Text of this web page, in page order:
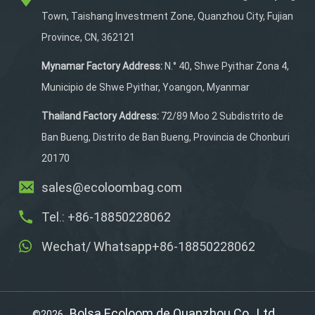
aparejos de pesca y
accesorios en un lugar
transpirable y las
cómodas correas de
comodidad durante todo
el día, mientras que los
estabilidad cuando lo
Town, Taishang Investment Zone, Quanzhou City, Fujian
Province, CN, 362121
Mynamar Factory Address:N.° 40, Shwe Pyithar Zona 4,
Municipio de Shwe Pyithar, Yoangon, Myanmar
Thailand Factory Address:72/89 Moo 2 Subdistrito de
Ban Bueng, Distrito de Ban Bueng, Provincia de Chonburi
20170
sales@ecoloombag.com
Tel.: +86-18850228062
Wechat/ Whatsapp+86-18850228062